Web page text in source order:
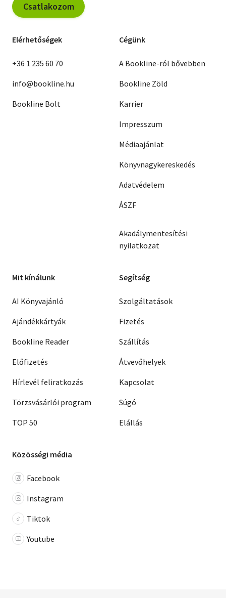
Csatlakozom
Elérhetőségek
+36 1 235 60 70
info@bookline.hu
Bookline Bolt
Cégünk
A Bookline-ról bővebben
Bookline Zöld
Karrier
Impresszum
Médiaajánlat
Könyvnagykereskedés
Adatvédelem
ÁSZF
Akadálymentesítési
nyilatkozat
Mit kínálunk
AI Könyvajánló
Ajándékkártyák
Bookline Reader
Előfizetés
Hírlevél feliratkozás
Törzsvásárlói program
TOP 50
Segítség
Szolgáltatások
Fizetés
Szállítás
Átvevőhelyek
Kapcsolat
Súgó
Elállás
Közösségi média
Facebook
Instagram
Tiktok
Youtube